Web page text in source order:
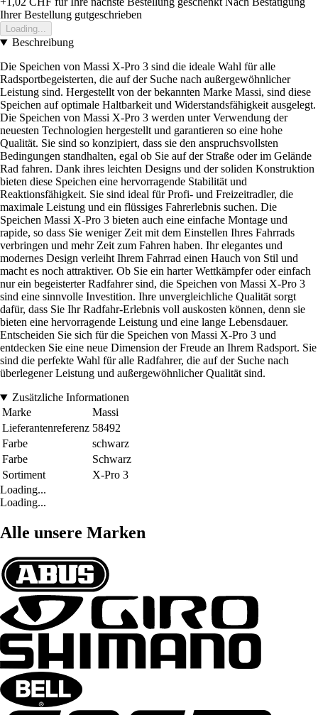
Ihrer Bestellung gutgeschrieben
Loading...
Beschreibung
Die Speichen von Massi X-Pro 3 sind die ideale Wahl für alle
Radsportbegeisterten, die auf der Suche nach außergewöhnlicher
Leistung sind. Hergestellt von der bekannten Marke Massi, sind diese
Speichen auf optimale Haltbarkeit und Widerstandsfähigkeit ausgelegt.
Die Speichen von Massi X-Pro 3 werden unter Verwendung der
neuesten Technologien hergestellt und garantieren so eine hohe
Qualität. Sie sind so konzipiert, dass sie den anspruchsvollsten
Bedingungen standhalten, egal ob Sie auf der Straße oder im Gelände
Rad fahren. Dank ihres leichten Designs und der soliden Konstruktion
bieten diese Speichen eine hervorragende Stabilität und
Reaktionsfähigkeit. Sie sind ideal für Profi- und Freizeitradler, die
maximale Leistung und ein flüssiges Fahrerlebnis suchen. Die
Speichen Massi X-Pro 3 bieten auch eine einfache Montage und
rapide, so dass Sie weniger Zeit mit dem Einstellen Ihres Fahrrads
verbringen und mehr Zeit zum Fahren haben. Ihr elegantes und
modernes Design verleiht Ihrem Fahrrad einen Hauch von Stil und
macht es noch attraktiver. Ob Sie ein harter Wettkämpfer oder einfach
nur ein begeisterter Radfahrer sind, die Speichen von Massi X-Pro 3
sind eine sinnvolle Investition. Ihre unvergleichliche Qualität sorgt
dafür, dass Sie Ihr Radfahr-Erlebnis voll auskosten können, denn sie
bieten eine hervorragende Leistung und eine lange Lebensdauer.
Entscheiden Sie sich für die Speichen von Massi X-Pro 3 und
entdecken Sie eine neue Dimension der Freude an Ihrem Radsport. Sie
sind die perfekte Wahl für alle Radfahrer, die auf der Suche nach
überlegener Leistung und außergewöhnlicher Qualität sind.
Zusätzliche Informationen
Marke
Massi
Lieferantenreferenz 58492
Farbe
schwarz
Farbe
Schwarz
Sortiment
X-Pro 3
Loading...
Loading...
Alle unsere Marken